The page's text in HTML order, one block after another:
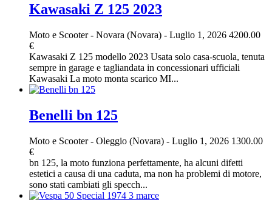
Kawasaki Z 125 2023
Moto e Scooter- Novara (Novara) - Luglio 1, 2026 4200.00
€
Kawasaki Z 125 modello 2023 Usata solo casa-scuola, tenuta
sempre in garage e tagliandata in concessionari ufficiali
Kawasaki La moto monta scarico MI...
Benelli bn 125
Moto e Scooter- Oleggio (Novara) - Luglio 1, 2026 1300.00
€
bn 125, la moto funziona perfettamente, ha alcuni difetti
estetici a causa di una caduta, ma non ha problemi di motore,
sono stati cambiati gli specch...